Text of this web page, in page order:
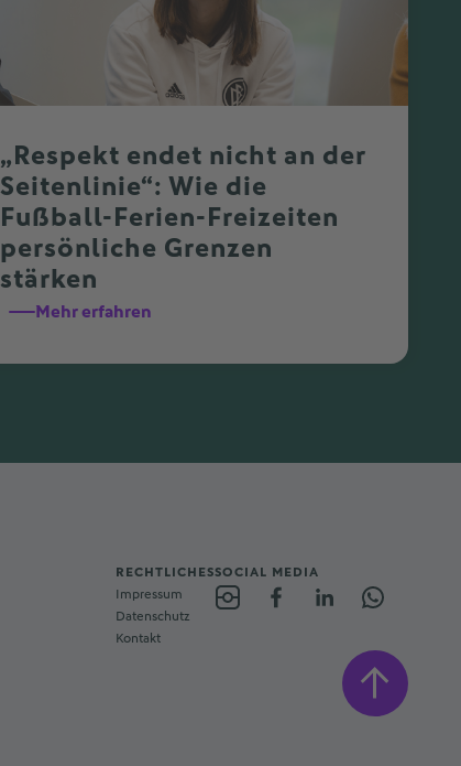
„Respekt endet nicht an der
Seitenlinie“: Wie die
Fußball-Ferien-Freizeiten
persönliche Grenzen
stärken
Mehr erfahren
RECHTLICHES
Impressum
Datenschutz
Kontakt
SOCIAL MEDIA